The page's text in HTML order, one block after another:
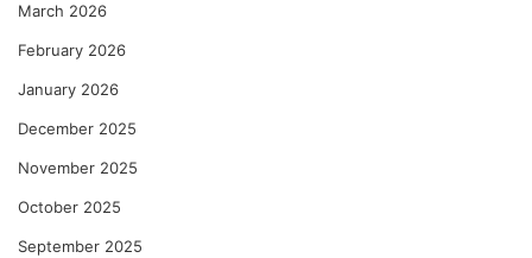
March 2026
February 2026
January 2026
December 2025
November 2025
October 2025
September 2025